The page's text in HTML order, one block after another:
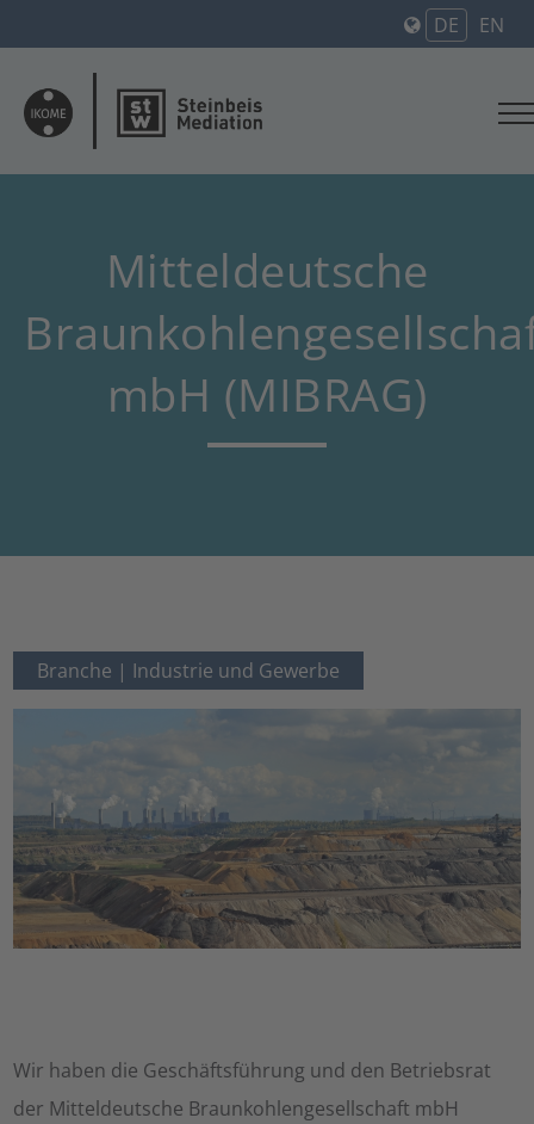
DE EN
Mitteldeutsche
mbH (MIBRAG)
Branche | Industrie und Gewerbe
Wir haben die Geschäftsführung und den Betriebsrat
der Mitteldeutsche Braunkohlengesellschaft mbH